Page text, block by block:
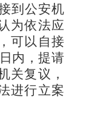
到公安机
为依法应
可以自接
内，提请
关复议，
进行立案